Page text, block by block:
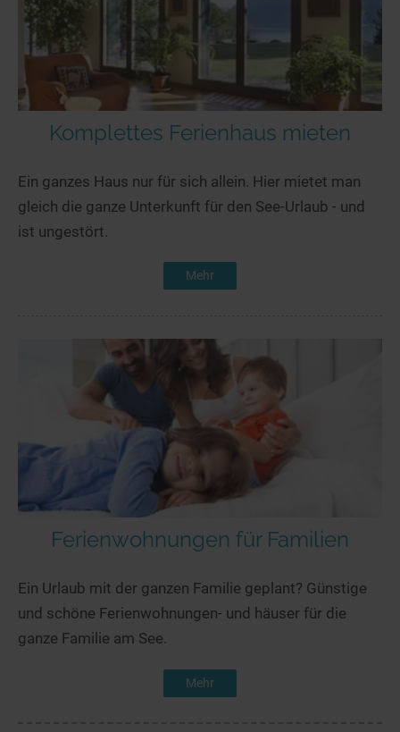
Komplettes Ferienhaus mieten
Ein ganzes Haus nur für sich allein. Hier mietet man
gleich die ganze Unterkunft für den See-Urlaub - und
ist ungestört.
Mehr
Ferienwohnungen für Familien
Ein Urlaub mit der ganzen Familie geplant? Günstige
und schöne Ferienwohnungen- und häuser für die
ganze Familie am See.
Mehr